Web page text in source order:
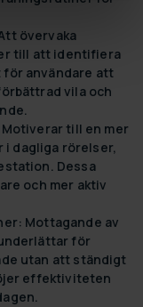
övervaka
till att identifiera
användare att
vila och
Motiverar till en mer
i dagliga rörelser,
Dessa
och mer aktiv
Mottagande av
för
utan att ständigt
effektiviteten